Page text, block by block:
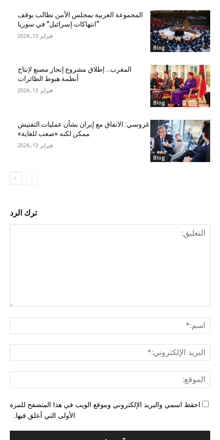
Blog
المجموعة العربية بمجلس الأمن تطالب بوقف
“انتهاكات إسرائيل” في سوريا
فبراير 13, 2026
Blog
المغرب.. إطلاق مشروع إنجاز مصنع لإنتاج
أنظمة هبوط الطائرات
فبراير 13, 2026
Blog
غروسي: الاتفاق مع إيران بشأن عمليات التفتيش
ممكن لكنه «صعب للغاية»
فبراير 13, 2026
ترك الرد
احفظ اسمي والبريد الإلكتروني وموقع الويب في هذا المتصفح للمرة
الأولى التي أعلق فيها.